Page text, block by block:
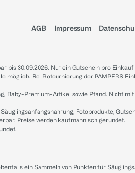
AGB Impressum
bis 30.09.2026. Nur ein Gutschein pro
möglich. Bei Retournierung der PAMPERS
Baby-Premium-Artikel sowie Pfand. Nicht
Fotoprodukte,
Preise werden kaufmännisch gerundet.
ein Sammeln von Punkten für